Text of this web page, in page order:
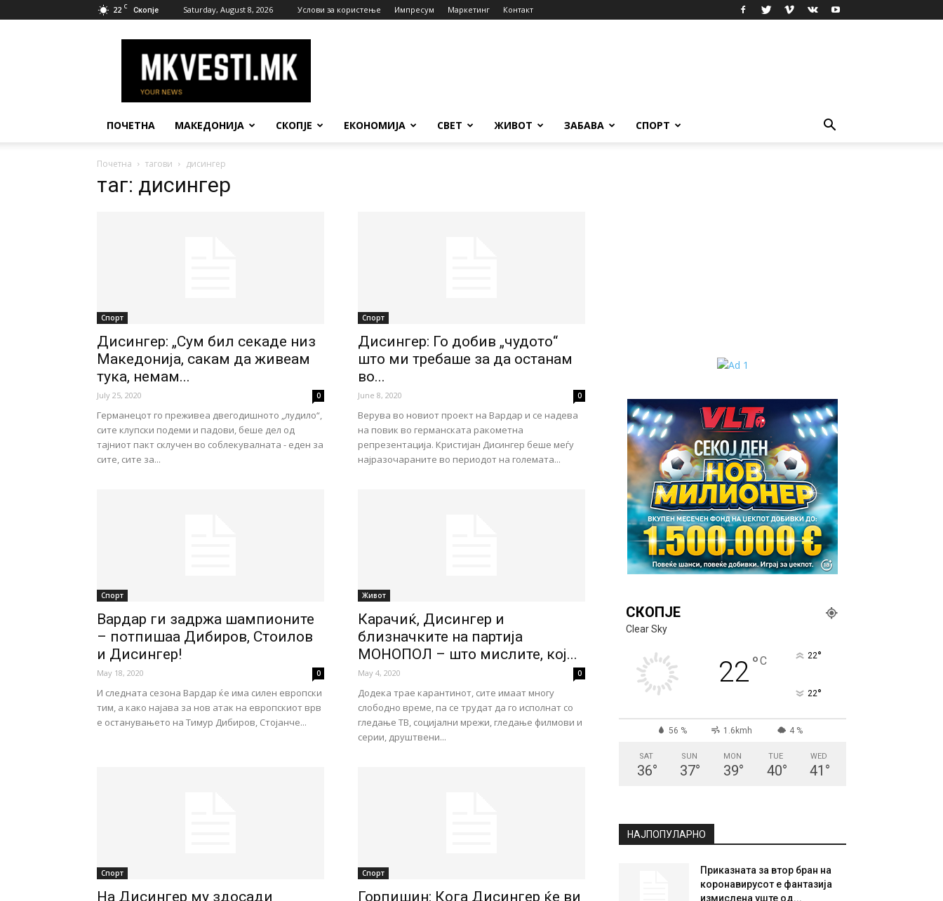
22 C Скопје Saturday, August 8, 2026 Услови за користење Импресум Маркетинг Контакт
Вести
ПОЧЕТНА МАКЕДОНИЈА СКОПЈЕ ЕКОНОМИЈА СВЕТ ЖИВОТ ЗАБАВА СПОРТ
Почетна тагови дисингер
таг: дисингер
Спорт
Дисингер: „Сум бил секаде низ
Македонија, сакам да живеам
тука, немам...
July 25, 2020 0
Германецот го преживеа двегодишното „лудило“,
сите клупски подеми и падови, беше дел од
тајниот пакт склучен во соблекувалната - еден за
сите, сите за...
Спорт
Дисингер: Го добив „чудото“
што ми требаше за да останам
во...
June 8, 2020 0
Верува во новиот проект на Вардар и се надева
на повик во германската ракометна
репрезентација. Кристијан Дисингер беше меѓу
најразочараните во периодот на големата...
Спорт
Вардар ги задржа шампионите
– потпишаа Дибиров, Стоилов
и Дисингер!
May 18, 2020 0
И следната сезона Вардар ќе има силен европски
тим, а како најава за нов атак на европскиот врв
е останувањето на Тимур Дибиров, Стојанче...
Живот
Карачиќ, Дисингер и
близначките на партија
МОНОПОЛ – што мислите, кој...
May 4, 2020 0
Додека трае карантинот, сите имаат многу
слободно време, па се трудат да го исполнат со
гледање ТВ, социјални мрежи, гледање филмови и
серии, друштвени...
Спорт
На Дисингер му здосади
Спорт
Горпишин: Кога Дисингер ќе ви
СКОПЈЕ
Clear Sky
22°C 22°
22°
56 % 1.6kmh 4 %
SAT
36°
SUN
37°
MON
39°
TUE
40°
WED
41 °
НАЈПОПУЛАРНО
Приказната за втор бран на
коронавирусот е фантазија
измислена уште од...